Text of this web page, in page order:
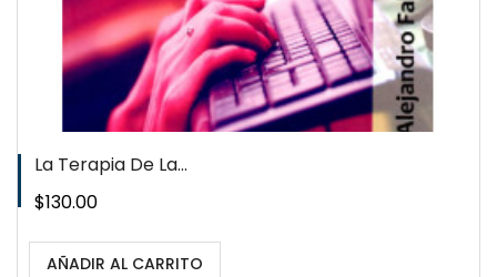
La Terapia De La...
Precio
$130.00
AÑADIR AL CARRITO